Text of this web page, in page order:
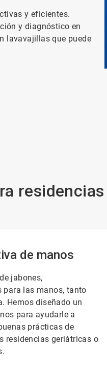
y eficientes.
y diagnóstico en
lavavajillas que puede
de manos
jabones,
para las manos, tanto
Hemos diseñado un
para ayudarle a
prácticas de
residencias geriátricas o